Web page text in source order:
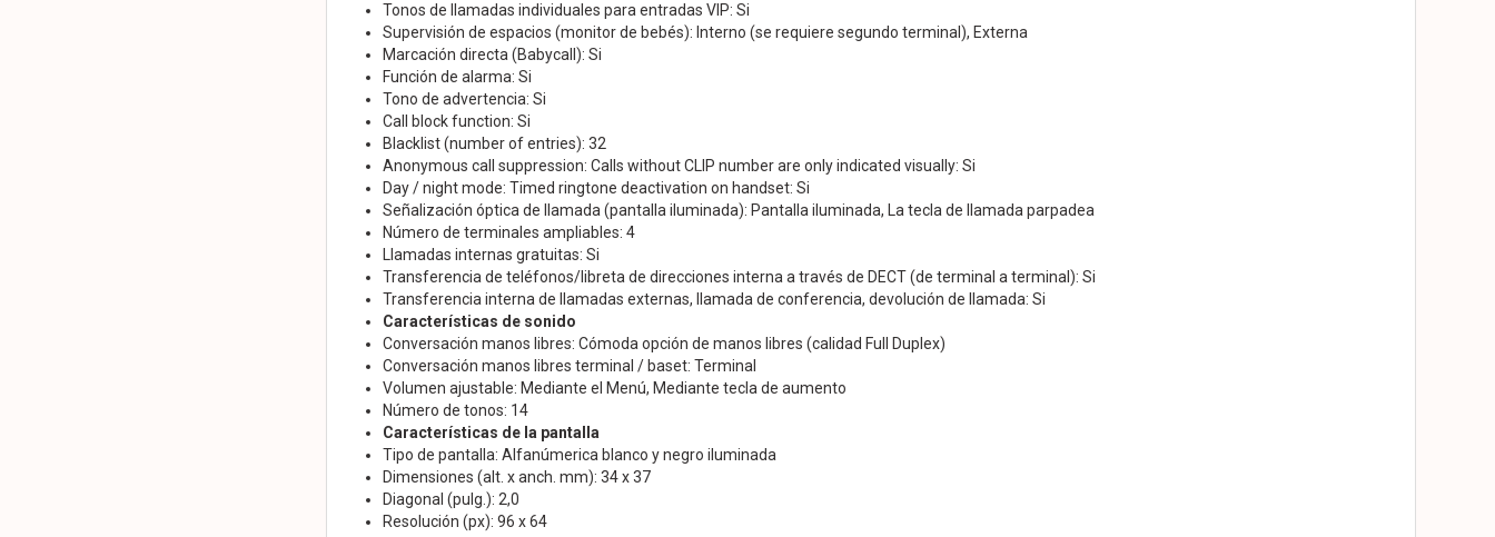
Tonos de llamadas individuales para entradas VIP: Si
Supervisión de espacios (monitor de bebés): Interno (se requiere segundo terminal), Externa
Marcación directa (Babycall): Si
Función de alarma: Si
Tono de advertencia: Si
Call block function: Si
Blacklist (number of entries): 32
Anonymous call suppression: Calls without CLIP number are only indicated visually: Si
Day / night mode: Timed ringtone deactivation on handset: Si
Señalización óptica de llamada (pantalla iluminada): Pantalla iluminada, La tecla de llamada parpadea
Número de terminales ampliables: 4
Llamadas internas gratuitas: Si
Transferencia de teléfonos/libreta de direcciones interna a través de DECT (de terminal a terminal): Si
Transferencia interna de llamadas externas, llamada de conferencia, devolución de llamada: Si
Características de sonido
Conversación manos libres: Cómoda opción de manos libres (calidad Full Duplex)
Conversación manos libres terminal / baset: Terminal
Volumen ajustable: Mediante el Menú, Mediante tecla de aumento
Número de tonos: 14
Características de la pantalla
Tipo de pantalla: Alfanúmerica blanco y negro iluminada
Dimensiones (alt. x anch. mm): 34 x 37
Diagonal (pulg.): 2,0
Resolución (px): 96 x 64